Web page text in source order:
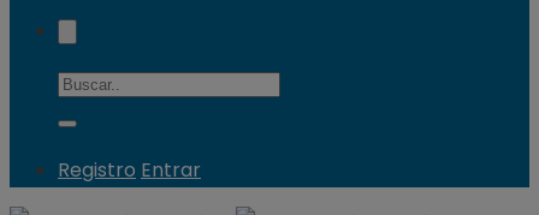
Registro Entrar